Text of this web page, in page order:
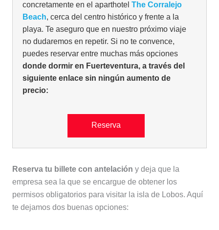
concretamente en el aparthotel The Corralejo
Beach, cerca del centro histórico y frente a la
playa. Te aseguro que en nuestro próximo viaje
no dudaremos en repetir. Si no te convence,
puedes reservar entre muchas más opciones
donde dormir en Fuerteventura, a través del
siguiente enlace sin ningún aumento de
precio:
Reserva
Reserva tu billete con antelación y deja que la
empresa sea la que se encargue de obtener los
permisos obligatorios para visitar la isla de Lobos. Aquí
te dejamos dos buenas opciones: